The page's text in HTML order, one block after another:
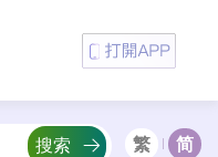
繁 简
搜索